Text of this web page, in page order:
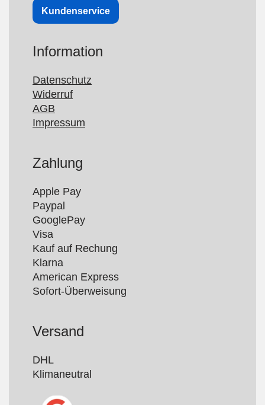
Kundenservice
Information
Datenschutz
Widerruf
AGB
Impressum
Zahlung
Apple Pay
Paypal
GooglePay
Visa
Kauf auf Rechung
Klarna
American Express
Versand
DHL
Klimaneutral